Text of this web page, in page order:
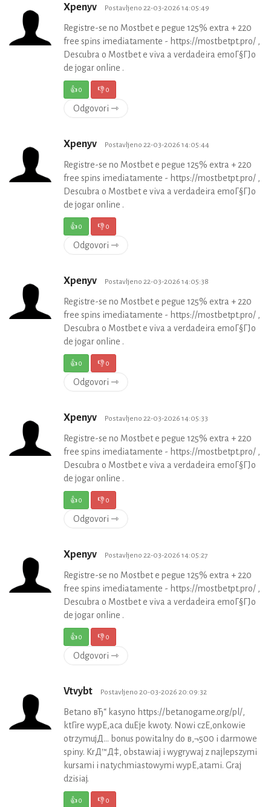
Xpenyv Postavljeno 22-03-2026 14:05:49
Registre-se no Mostbet e pegue 125% extra + 220
free spins imediatamente - https://mostbetpt.pro/ ,
Descubra o Mostbet e viva a verdadeira emoГ§ГЈo
de jogar online .
👍0 👎0
Odgovori ⇾
Xpenyv Postavljeno 22-03-2026 14:05:44
Registre-se no Mostbet e pegue 125% extra + 220
free spins imediatamente - https://mostbetpt.pro/ ,
Descubra o Mostbet e viva a verdadeira emoГ§ГЈo
de jogar online .
👍0 👎0
Odgovori ⇾
Xpenyv Postavljeno 22-03-2026 14:05:38
Registre-se no Mostbet e pegue 125% extra + 220
free spins imediatamente - https://mostbetpt.pro/ ,
Descubra o Mostbet e viva a verdadeira emoГ§ГЈo
de jogar online .
👍0 👎0
Odgovori ⇾
Xpenyv Postavljeno 22-03-2026 14:05:33
Registre-se no Mostbet e pegue 125% extra + 220
free spins imediatamente - https://mostbetpt.pro/ ,
Descubra o Mostbet e viva a verdadeira emoГ§ГЈo
de jogar online .
👍0 👎0
Odgovori ⇾
Xpenyv Postavljeno 22-03-2026 14:05:27
Registre-se no Mostbet e pegue 125% extra + 220
free spins imediatamente - https://mostbetpt.pro/ ,
Descubra o Mostbet e viva a verdadeira emoГ§ГЈo
de jogar online .
👍0 👎0
Odgovori ⇾
Vtvybt Postavljeno 20-03-2026 20:09:32
Betano вЂ“ kasyno https://betanogame.org/pl/,
ktГіre wypЕ‚aca duЕјe kwoty. Nowi czЕ‚onkowie
otrzymujД… bonus powitalny do в‚¬500 i darmowe
spiny. KrД™Д‡, obstawiaj i wygrywaj z najlepszymi
kursami i natychmiastowymi wypЕ‚atami. Graj
dzisiaj.
👍0 👎0